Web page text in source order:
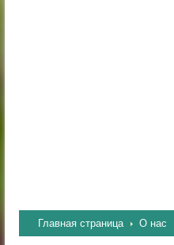
Главная страница О нас